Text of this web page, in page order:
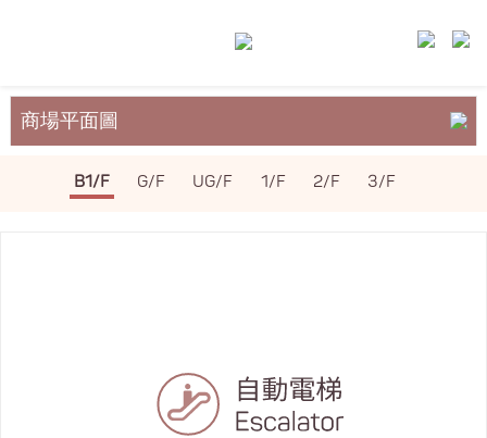
商場平面圖
關於裕民坊
B1/F G/F UG/F 1/F 2/F 3/F